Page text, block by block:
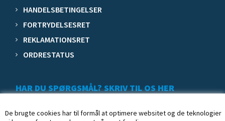
De brugte cookies har til formål at optimere websitet og de teknologier
HANDELSBETINGELSER
FORTRYDELSESRET
REKLAMATIONSRET
ORDRESTATUS
HAR DU SPØRGSMÅL? SKRIV TIL OS HER